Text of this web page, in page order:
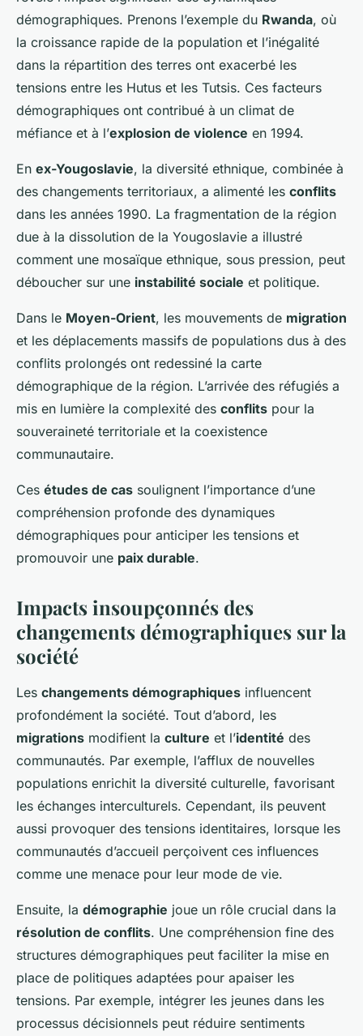
démographiques. Prenons l’exemple du Rwanda, où
la croissance rapide de la population et l’inégalité
dans la répartition des terres ont exacerbé les
tensions entre les Hutus et les Tutsis. Ces facteurs
démographiques ont contribué à un climat de
méfiance et à l’explosion de violence en 1994.
En ex-Yougoslavie, la diversité ethnique, combinée à
des changements territoriaux, a alimenté les conflits
dans les années 1990. La fragmentation de la région
due à la dissolution de la Yougoslavie a illustré
comment une mosaïque ethnique, sous pression, peut
déboucher sur une instabilité sociale et politique.
Dans le Moyen-Orient, les mouvements de migration
et les déplacements massifs de populations dus à des
conflits prolongés ont redessiné la carte
démographique de la région. L’arrivée des réfugiés a
mis en lumière la complexité des conflits pour la
souveraineté territoriale et la coexistence
communautaire.
Ces études de cas soulignent l’importance d’une
compréhension profonde des dynamiques
démographiques pour anticiper les tensions et
promouvoir une paix durable.
Impacts insoupçonnés des
changements démographiques sur la
société
Les changements démographiques influencent
profondément la société. Tout d’abord, les
migrations modifient la culture et l’identité des
communautés. Par exemple, l’afflux de nouvelles
populations enrichit la diversité culturelle, favorisant
les échanges interculturels. Cependant, ils peuvent
aussi provoquer des tensions identitaires, lorsque les
communautés d’accueil perçoivent ces influences
comme une menace pour leur mode de vie.
Ensuite, la démographie joue un rôle crucial dans la
résolution de conflits. Une compréhension fine des
structures démographiques peut faciliter la mise en
place de politiques adaptées pour apaiser les
tensions. Par exemple, intégrer les jeunes dans les
processus décisionnels peut réduire sentiments